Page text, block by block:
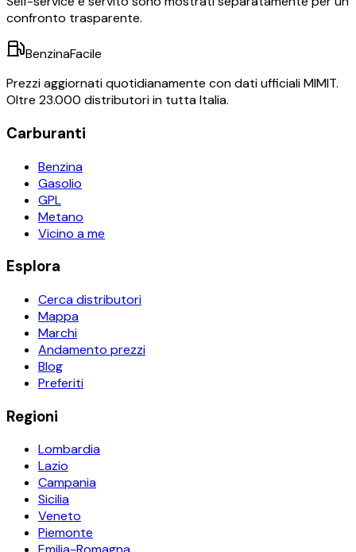
confronto trasparente.
BenzinaFacile
Prezzi aggiornati quotidianamente con dati ufficiali MIMIT.
Oltre 23.000 distributori in tutta Italia.
Carburanti
Benzina
Gasolio
GPL
Metano
Vicino a me
Esplora
Cerca distributori
Mappa
Marchi
Andamento prezzi
Blog
Preferiti
Regioni
Lombardia
Lazio
Campania
Sicilia
Veneto
Piemonte